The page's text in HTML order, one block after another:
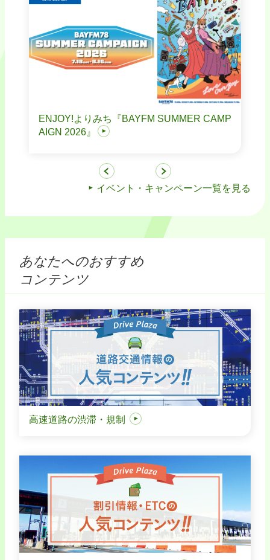
ENJOY!よりみち『BAYFM SUMMER CAMP
AIGN 2026』
イベント・キャンペーン一覧を見る
あなたへのおすすめ
コンテンツ
高速道路の渋滞・規制